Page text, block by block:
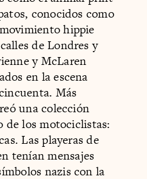
conocidos como
hippie
de Londres y
y McLaren
en la escena
Más
una colección
de los motociclistas:
Las playeras de
tenían mensajes
nazis con la